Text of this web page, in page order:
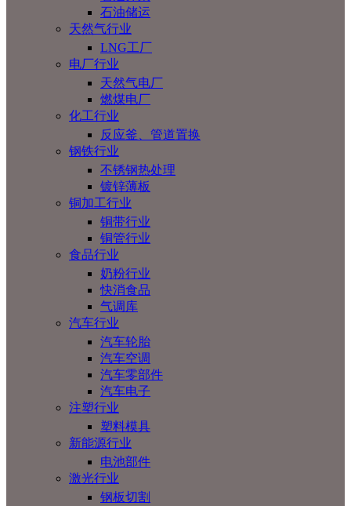
石油储运
天然气行业
LNG工厂
电厂行业
天然气电厂
燃煤电厂
化工行业
反应釜、管道置换
钢铁行业
不锈钢热处理
镀锌薄板
铜加工行业
铜带行业
铜管行业
食品行业
奶粉行业
快消食品
气调库
汽车行业
汽车轮胎
汽车空调
汽车零部件
汽车电子
注塑行业
塑料模具
新能源行业
电池部件
激光行业
钢板切割